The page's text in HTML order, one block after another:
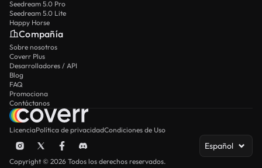
Seedream 5.0 Pro
Seedream 5.0 Lite
Happy Horse
Compañía
Sobre nosotros
Coverr Plus
Desarrolladores / API
Blog
FAQ
Promociona
Contáctanos
LicenciaPolítica de privacidadCondiciones de Uso
Español
Copyright © 2026 Todos los derechos reservados.